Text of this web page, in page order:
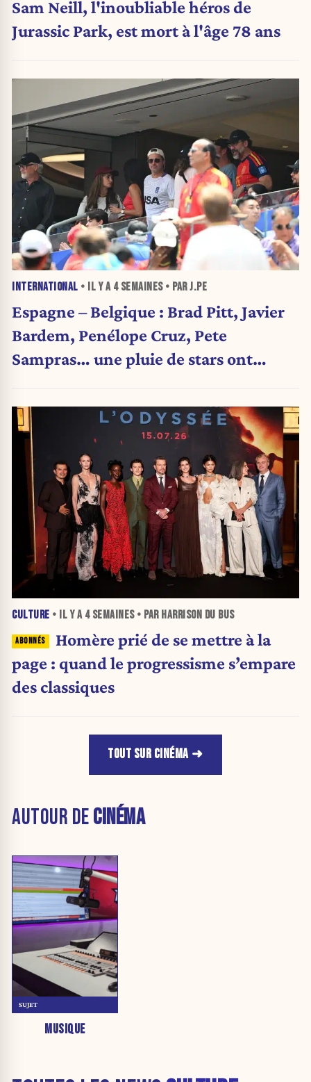
Sam Neill, l'inoubliable héros de
Jurassic Park, est mort à l'âge 78 ans
INTERNATIONAL • IL Y A 4 SEMAINES• PAR J.PE
Espagne – Belgique : Brad Pitt, Javier
Bardem, Penélope Cruz, Pete
Sampras… une pluie de stars ont
CULTURE • IL Y A 4 SEMAINES• PAR HARRISON DU BUS
Homère prié de se mettre à la
page : quand le progressisme s’empare
des classiques
TOUT SUR CINÉMA
AUTOUR DECINÉMA
MUSIQUE
SUJET